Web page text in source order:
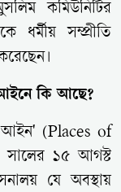
কমিউনিটির
ধর্মীয় সম্প্রীতি
কি আছে?
আইন' (Places of
সালের ১৫ আগস্ট
যে অবস্থায়